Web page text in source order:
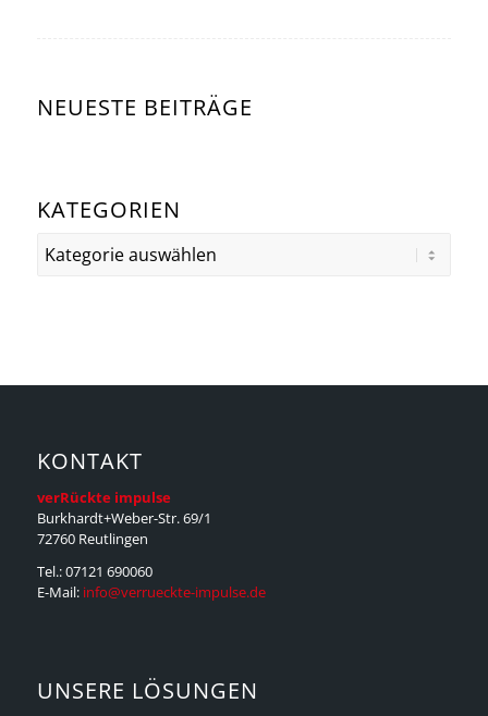
NEUESTE BEITRÄGE
KATEGORIEN
KONTAKT
verRückte impulse
Burkhardt+Weber-Str. 69/1
72760 Reutlingen
Tel.: 07121 690060
E-Mail: info@verrueckte-impulse.de
UNSERE LÖSUNGEN